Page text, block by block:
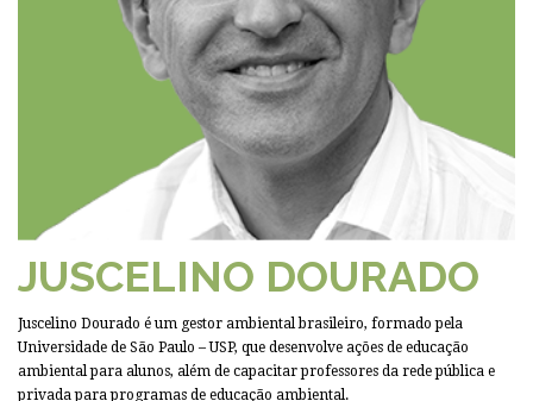
JUSCELINO DOURADO
Juscelino Dourado é um gestor ambiental brasileiro, formado pela
Universidade de São Paulo – USP, que desenvolve ações de educação
ambiental para alunos, além de capacitar professores da rede pública e
privada para programas de educação ambiental.